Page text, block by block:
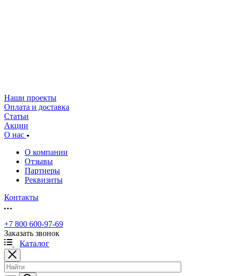
Наши проекты
Оплата и доставка
Статьи
Акции
О нас
О компании
Отзывы
Партнеры
Реквизиты
Контакты
+7 800 600-97-69
Заказать звонок
Каталог